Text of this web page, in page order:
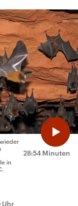
28:54 Minuten
in
Uhr